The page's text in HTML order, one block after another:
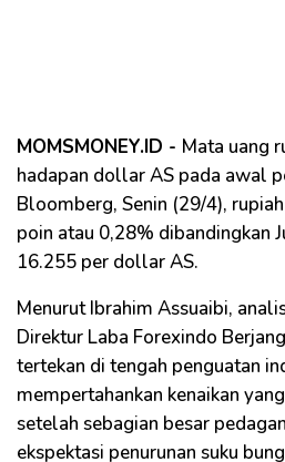
MOMSMONEY.ID - Mata uang
hadapan dollar AS pada awal
Bloomberg, Senin (29/4),
poin atau 0,28% dibandingkan
16.255 per dollar AS.
Menurut Ibrahim Assuaibi,
Direktur Laba Forexindo
tertekan di tengah penguatan
mempertahankan kenaikan
setelah sebagian besar
ekspektasi penurunan suku